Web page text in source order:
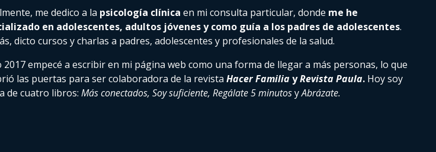
me dedico a la psicología clínica en mi consulta particular, donde me he
en adolescentes, adultos jóvenes y como guía a los padres de adolescentes.
dicto cursos y charlas a padres, adolescentes y profesionales de la salud.
2017 empecé a escribir en mi página web como una forma de llegar a más personas, lo que
las puertas para ser colaboradora de la revista Hacer FamiliayRevista Paula. Hoy soy
de cuatro libros: Más conectados, Soy suficiente, Regálate 5 minutosyAbrázate.